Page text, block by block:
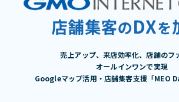
MEO Dash!の特徴
売上アップ、来店効率化、店舗のフ
オールインワンで実現
Googleマップ活用・店舗集客支援「MEO